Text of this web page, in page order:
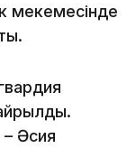
мекемесінде
– Әсия